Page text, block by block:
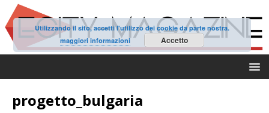
progetto_bulgaria
Utilizzando il sito, accetti l'utilizzo dei cookie da parte nostra.
maggiori informazioni
Accetto